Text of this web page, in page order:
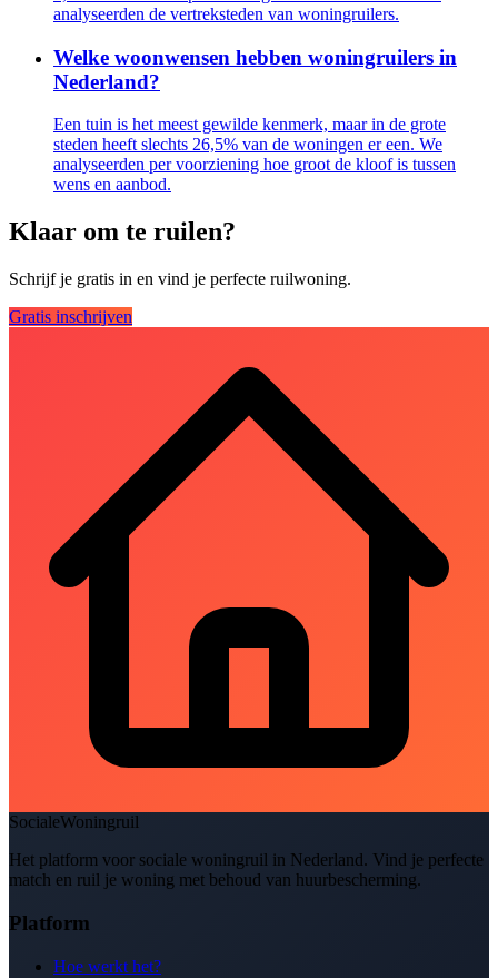
analyseerden de vertreksteden van woningruilers.
Welke woonwensen hebben woningruilers in
Nederland?
Een tuin is het meest gewilde kenmerk, maar in de grote
steden heeft slechts 26,5% van de woningen er een. We
analyseerden per voorziening hoe groot de kloof is tussen
wens en aanbod.
Klaar om te ruilen?
Schrijf je gratis in en vind je perfecte ruilwoning.
Gratis inschrijven
SocialeWoningruil
Het platform voor sociale woningruil in Nederland. Vind je perfecte
match en ruil je woning met behoud van huurbescherming.
Platform
Hoe werkt het?